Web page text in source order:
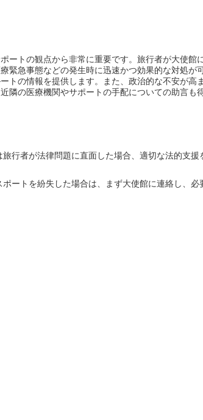
トの観点から非常に重要です。旅行者が大使館
緊急事態などの発生時に迅速かつ効果的な対処が
トの情報を提供します。また、政治的な不安が高
隣の医療機関やサポートの手配についての助言も
旅行者が法律問題に直面した場合、適切な法的支
ポートを紛失した場合は、まず大使館に連絡し、必